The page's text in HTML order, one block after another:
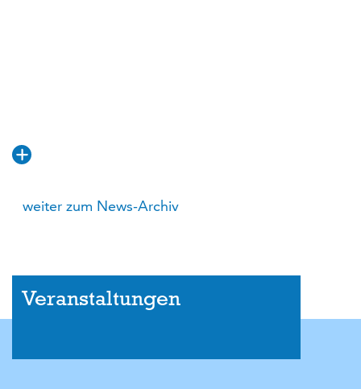
weiter zum News-Archiv
Veranstaltungen